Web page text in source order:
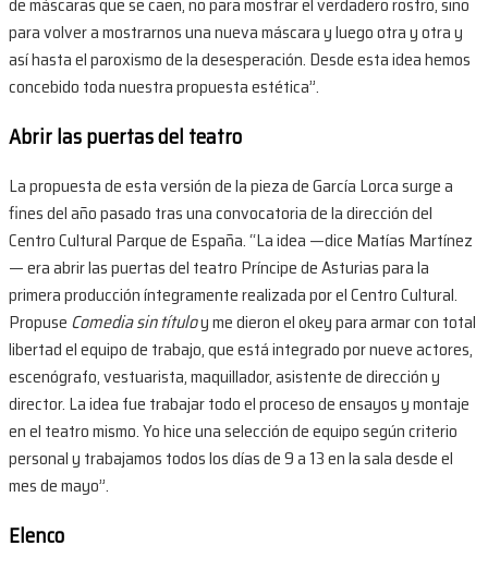
para volver a mostrarnos una nueva máscara y luego otra y otra y
así hasta el paroxismo de la desesperación. Desde esta idea hemos
concebido toda nuestra propuesta estética”.
Abrir las puertas del teatro
La propuesta de esta versión de la pieza de García Lorca surge a
fines del año pasado tras una convocatoria de la dirección del
Centro Cultural Parque de España. “La idea —dice Matías Martínez
— era abrir las puertas del teatro Príncipe de Asturias para la
primera producción íntegramente realizada por el Centro Cultural.
Propuse Comedia sin títuloy me dieron el okey para armar con total
libertad el equipo de trabajo, que está integrado por nueve actores,
escenógrafo, vestuarista, maquillador, asistente de dirección y
director. La idea fue trabajar todo el proceso de ensayos y montaje
en el teatro mismo. Yo hice una selección de equipo según criterio
personal y trabajamos todos los días de 9 a 13 en la sala desde el
mes de mayo”.
Elenco